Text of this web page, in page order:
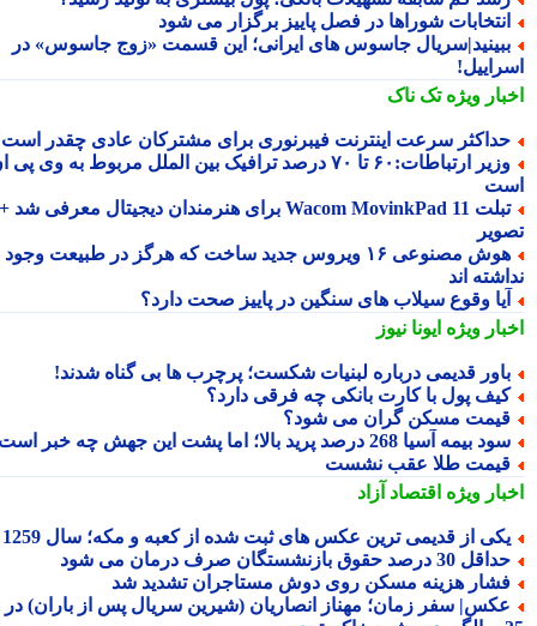
شوراها در فصل پاییز برگزار می شود
جاسوس های ایرانی؛ این قسمت «زوج جاسوس» در
ویژهتک ناک
سرعت اینترنت فیبرنوری برای مشترکان عادی چقدر است؟
وزیر ارتباطات:۶۰ تا ۷۰ درصد ترافیک بین الملل مربوط به وی پی ان
تبلت Wacom MovinkPad 11 برای هنرمندان دیجیتال معرفی شد +
هوش مصنوعی ۱۶ ویروس جدید ساخت که هرگز در طبیعت وجود
اند
وقوع سیلاب های سنگین در پاییز صحت دارد؟
ویژهایونا نیوز
قدیمی درباره لبنیات شکست؛ پرچرب ها بی گناه شدند!
پول با کارت بانکی چه فرقی دارد؟
مسکن گران می شود؟
بیمه آسیا 268 درصد پرید بالا؛ اما پشت این جهش چه خبر است؟
طلا عقب نشست
ویژهاقتصاد آزاد
از قدیمی ترین عکس های ثبت شده از کعبه و مکه؛ سال 1259
30 درصد حقوق بازنشستگان صرف درمان می شود
هزینه مسکن روی دوش مستاجران تشدید شد
سفر زمان؛ مهناز انصاریان (شیرین سریال پس از باران) در